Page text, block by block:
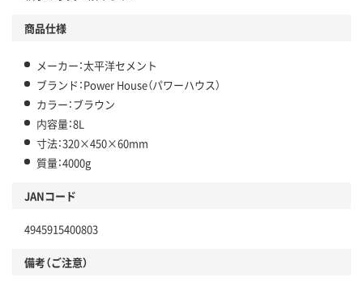
商品仕様
メーカー：太平洋セメント
ブランド：Power House（パワーハウス）
カラー：ブラウン
内容量：8L
寸法：320×450×60mm
質量：4000g
JANコード
4945915400803
備考（ご注意）